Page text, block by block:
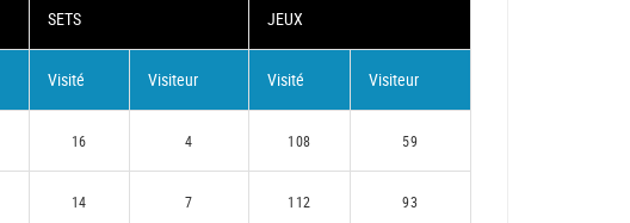
SETS JEUX
Visité Visiteur Visité Visiteur
16 4 108 59
14 7 112 93